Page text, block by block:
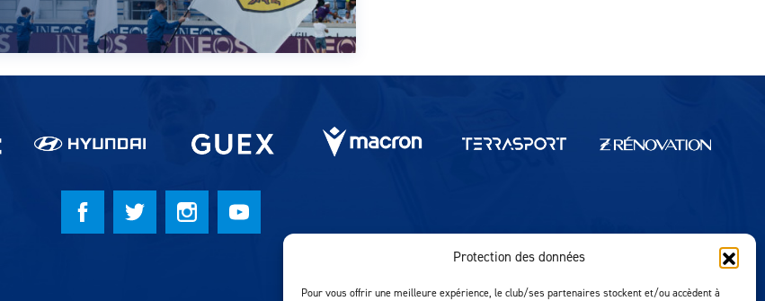
Protection des données
Pour vous offrir une meilleure expérience, le club/ses partenaires stockent et/ou accèdent à